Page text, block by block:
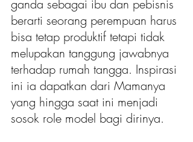
ganda sebagai ibu dan pebisnis
berarti seorang perempuan harus
bisa tetap produktif tetapi tidak
melupakan tanggung jawabnya
terhadap rumah tangga. Inspirasi
ini ia dapatkan dari Mamanya
yang hingga saat ini menjadi
sosok role model bagi dirinya.